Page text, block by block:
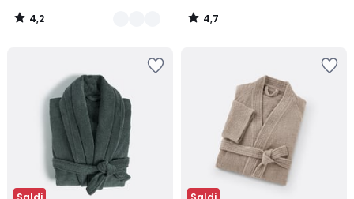
4,2
/
4,7
/